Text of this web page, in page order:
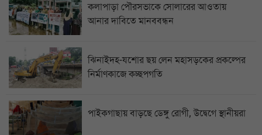
কলাপাড়া পৌরসভাকে সোলারের আওতায়
আনার দাবিতে মানববন্ধন
ঝিনাইদহ-যশোর ছয় লেন মহাসড়কের প্রকল্পের
নির্মাণকাজে কচ্ছপগতি
পাইকগাছায় বাড়ছে ডেঙ্গু রোগী, উদ্বেগে স্থানীয়রা